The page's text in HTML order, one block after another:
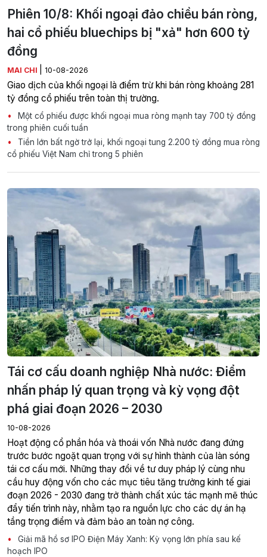
Phiên 10/8: Khối ngoại đảo chiều bán ròng,
hai cổ phiếu bluechips bị "xả" hơn 600 tỷ
đồng
MAI CHI 10-08-2026
Giao dịch của khối ngoại là điểm trừ khi bán ròng khoảng 281
tỷ đồng cổ phiếu trên toàn thị trường.
Một cổ phiếu được khối ngoại mua ròng mạnh tay 700 tỷ đồng
trong phiên cuối tuần
Tiền lớn bất ngờ trở lại, khối ngoại tung 2.200 tỷ đồng mua ròng
cổ phiếu Việt Nam chỉ trong 5 phiên
Tái cơ cấu doanh nghiệp Nhà nước: Điểm
nhấn pháp lý quan trọng và kỳ vọng đột
phá giai đoạn 2026 – 2030
10-08-2026
Hoạt động cổ phần hóa và thoái vốn Nhà nước đang đứng
trước bước ngoặt quan trọng với sự hình thành của làn sóng
tái cơ cấu mới. Những thay đổi về tư duy pháp lý cùng nhu
cầu huy động vốn cho các mục tiêu tăng trưởng kinh tế giai
đoạn 2026 - 2030 đang trở thành chất xúc tác mạnh mẽ thúc
đẩy tiến trình này, nhằm tạo ra nguồn lực cho các dự án hạ
tầng trọng điểm và đảm bảo an toàn nợ công.
Giải mã hồ sơ IPO Điện Máy Xanh: Kỳ vọng lớn phía sau kế
hoạch IPO